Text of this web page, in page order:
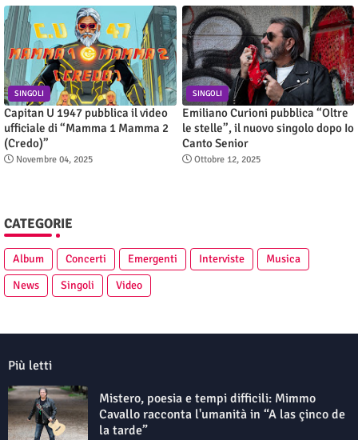
SINGOLI
Capitan U 1947 pubblica il video
ufficiale di “Mamma 1 Mamma 2
(Credo)”
Novembre 04, 2025
SINGOLI
Emiliano Curioni pubblica “Oltre
le stelle”, il nuovo singolo dopo Io
Canto Senior
Ottobre 12, 2025
CATEGORIE
Album Concerti Emergenti Interviste
Musica
News
Singoli Video
Più letti
Mistero, poesia e tempi difficili: Mimmo
Cavallo racconta l'umanità in “A las çinco de
la tarde”